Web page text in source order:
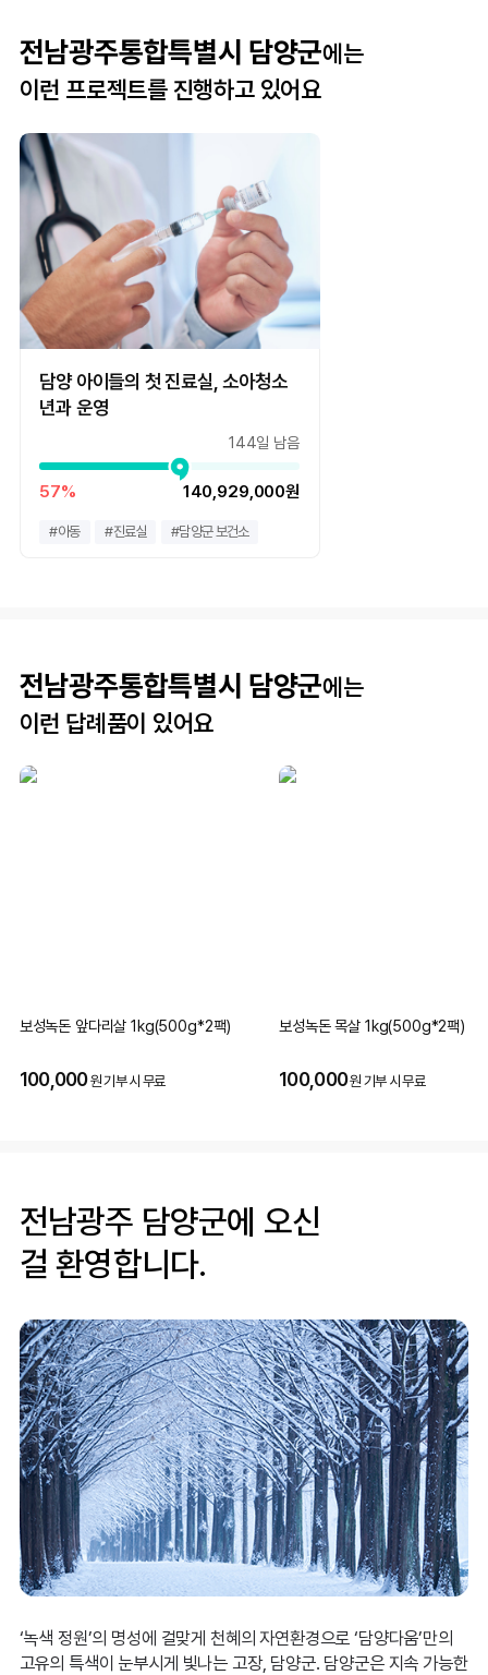
전남광주통합특별시 담양군에는
이런 프로젝트를 진행하고 있어요
담양 아이들의 첫 진료실, 소아청소
년과 운영
144일 남음
57% 140,929,000원
#아동 #진료실 #담양군 보건소
전남광주통합특별시 담양군에는
이런 답례품이 있어요
보성녹돈 앞다리살 1kg(500g*2팩)
100,000원 기부 시 무료
보성녹돈 목살 1kg(500g*2팩)
100,000원 기부 시 무료
전남광주 담양군에 오신
걸 환영합니다.
‘녹색 정원’의 명성에 걸맞게 천혜의 자연환경으로 ‘담양다움’만의
고유의 특색이 눈부시게 빛나는 고장, 담양군. 담양군은 지속 가능한